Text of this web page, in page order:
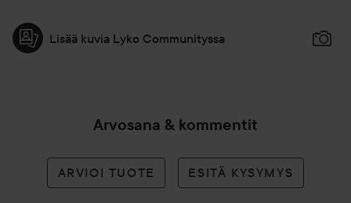
Lisää kuvia Lyko Communityssa
Arvosana & kommentit
ARVIOI TUOTE ESITÄ KYSYMYS